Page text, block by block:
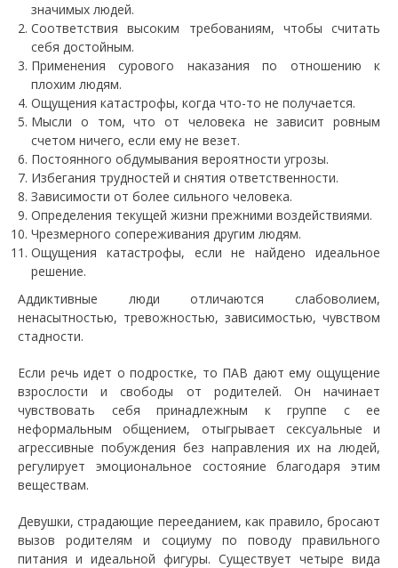
значимых людей.
Соответствия высоким требованиям, чтобы считать
себя достойным.
Применения сурового наказания по отношению к
плохим людям.
Ощущения катастрофы, когда что-то не получается.
Мысли о том, что от человека не зависит ровным
счетом ничего, если ему не везет.
Постоянного обдумывания вероятности угрозы.
Избегания трудностей и снятия ответственности.
Зависимости от более сильного человека.
Определения текущей жизни прежними воздействиями.
Чрезмерного сопереживания другим людям.
Ощущения катастрофы, если не найдено идеальное
решение.
Аддиктивные люди отличаются слабоволием,
ненасытностью, тревожностью, зависимостью, чувством
стадности.
Если речь идет о подростке, то ПАВ дают ему ощущение
взрослости и свободы от родителей. Он начинает
чувствовать себя принадлежным к группе с ее
неформальным общением, отыгрывает сексуальные и
агрессивные побуждения без направления их на людей,
регулирует эмоциональное состояние благодаря этим
веществам.
Девушки, страдающие перееданием, как правило, бросают
вызов родителям и социуму по поводу правильного
питания и идеальной фигуры. Существует четыре вида